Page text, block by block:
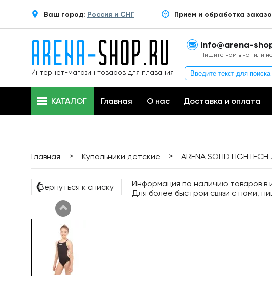
Ваш город: Россия и СНГ Прием и обработка
Интернет-магазин товаров для плавания
info@arena-
Пишите нам в чат или
КАТАЛОГ Главная О нас Доставка и оплата
Главная > Купальники детские > ARENA SOLID
❬Вернуться к списку
Информация по наличию товаров в
Для более быстрой связи с нами,